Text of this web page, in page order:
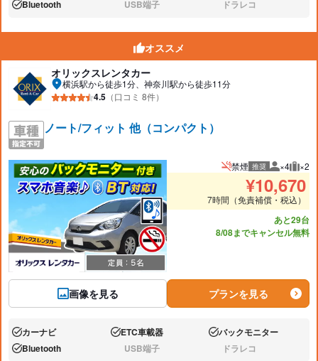
あり:Bluetooth なし:USB端子 なし:ドラレコ
オススメ
オリックスレンタカー
横浜駅から徒歩1分、神奈川駅から徒歩11分
4.5 （口コミ 8件）
ノート/フィット 他（コンパクト）
画像を見る
禁煙 推奨 推奨人数
×4 推奨
×2
¥10,670
7時間（免責補償・税込）
あと29台
8/08までキャンセル無料
プランを見る
あり:カーナビ あり:ETC車載器 あり:バックモニター
あり:Bluetooth なし:USB端子 なし:ドラレコ